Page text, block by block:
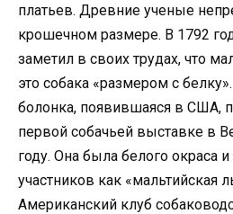
платьев. Древние ученые
крошечном размере. В 1792
заметил в своих трудах, что
это собака «размером с
болонка, появившаяся в США,
первой собачьей выставке в
году. Она была белого окраса
участников как «мальтийская
Американский клуб